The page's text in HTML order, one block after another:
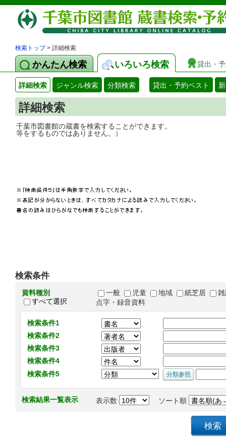
検索トップ> 詳細検索
かんたん検索 いろいろ検索 貸出・
詳細検索 ジャンル検索 分類検索 貸出・予約ベスト
詳細検索
千葉市図書館の蔵書を検索することがで
等をするものではありません。）
検索条件
資料種別
すべて選択
一般 児童 地域 紙芝居
点字・録音資料
検索条件1
検索条件2
検索条件3
検索条件4
検索条件5
検索結果一覧表示 表示数 ソート順